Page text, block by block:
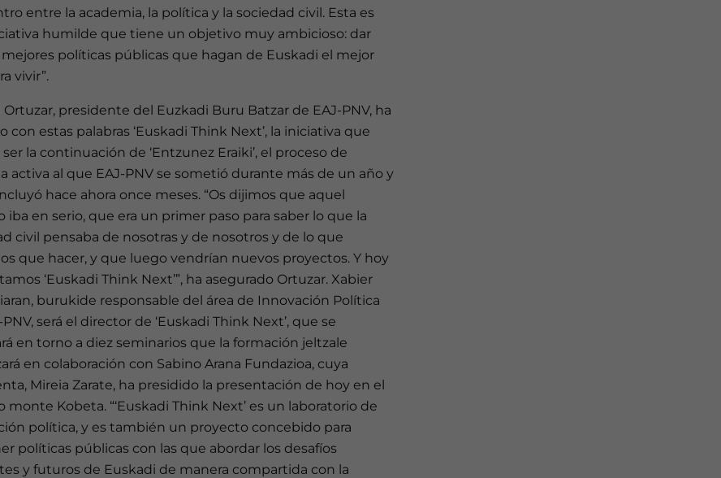
entre la academia, la política y la sociedad civil. Esta es
humilde que tiene un objetivo muy ambicioso: dar
mejores políticas públicas que hagan de Euskadi el mejor
vivir”.
presidente del Euzkadi Buru Batzar de EAJ-PNV, ha
con estas palabras ‘Euskadi Think Next’, la iniciativa que
la continuación de ‘Entzunez Eraiki’, el proceso de
activa al que EAJ-PNV se sometió durante más de un año y
hace ahora once meses. “Os dijimos que aquel
iba en serio, que era un primer paso para saber lo que la
civil pensaba de nosotras y de nosotros y de lo que
que hacer, y que luego vendrían nuevos proyectos. Y hoy
‘Euskadi Think Next’”, ha asegurado Ortuzar. Xabier
burukide responsable del área de Innovación Política
será el director de ‘Euskadi Think Next’, que se
en torno a diez seminarios que la formación jeltzale
en colaboración con Sabino Arana Fundazioa, cuya
Mireia Zarate, ha presidido la presentación de hoy en el
monte Kobeta. “‘Euskadi Think Next’ es un laboratorio de
política, y es también un proyecto concebido para
políticas públicas con las que abordar los desafíos
y futuros de Euskadi de manera compartida con la